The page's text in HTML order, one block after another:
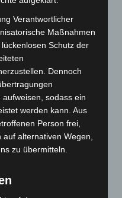
starten beim Roten
über
Zeugen
bei Bagger-Unfall
Umbau in
Verantwortlicher
Maßnahmen
Schutz der
Dennoch
sodass ein
werden kann. Aus
Person frei,
alternativen Wegen,
zu übermitteln.